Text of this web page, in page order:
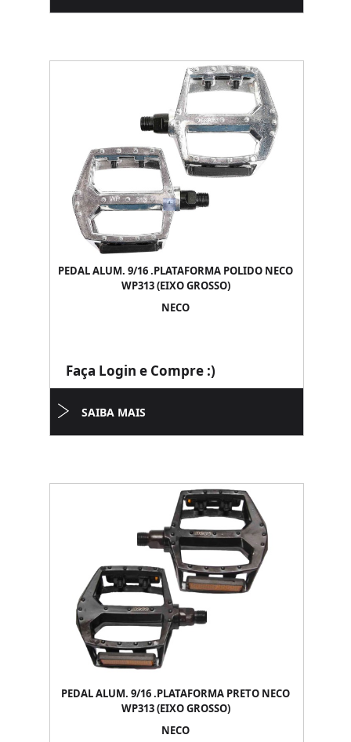
PEDAL ALUM. 9/16 .PLATAFORMA POLIDO NECO
WP313 (EIXO GROSSO)
NECO
Faça Login e Compre :)
SAIBA MAIS
PEDAL ALUM. 9/16 .PLATAFORMA PRETO NECO
WP313 (EIXO GROSSO)
NECO